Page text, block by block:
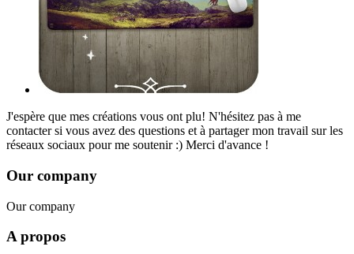
J'espère que mes créations vous ont plu! N'hésitez pas à me
contacter si vous avez des questions et à partager mon travail sur les
réseaux sociaux pour me soutenir :) Merci d'avance !
Our company
Our company
A propos